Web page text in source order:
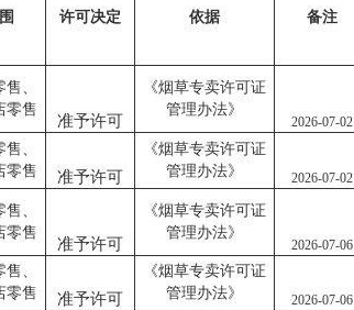
许可决定 依据 备注
、
零售
准予许可
《烟草专卖许可证
管理办法》
2026-07-02
、
零售
准予许可
《烟草专卖许可证
管理办法》
2026-07-02
、
零售
准予许可
《烟草专卖许可证
管理办法》
2026-07-06
、
零售
准予许可
《烟草专卖许可证
管理办法》
2026-07-06